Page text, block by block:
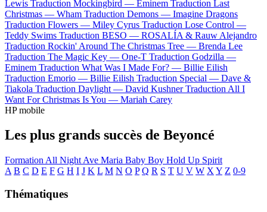
Lewis Traduction Mockingbird — Eminem Traduction Last
Christmas — Wham Traduction Demons — Imagine Dragons
Traduction Flowers — Miley Cyrus Traduction Lose Control —
Teddy Swims Traduction BESO — ROSALÍA & Rauw Alejandro
Traduction Rockin' Around The Christmas Tree — Brenda Lee
Traduction The Magic Key — One-T Traduction Godzilla —
Eminem Traduction What Was I Made For? — Billie Eilish
Traduction Emorio — Billie Eilish Traduction Special — Dave &
Tiakola Traduction Daylight — David Kushner Traduction All I
Want For Christmas Is You — Mariah Carey
HP mobile
Les plus grands succès de Beyoncé
Formation All Night Ave Maria Baby Boy Hold Up Spirit
A B C D E F G H I J K L M N O P Q R S T U V W X Y Z 0-9
Thématiques